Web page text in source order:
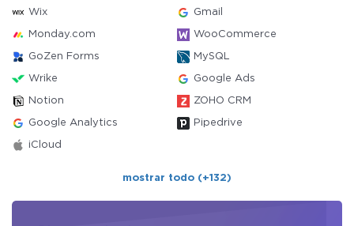
Wix Gmail
Monday.com WooCommerce
GoZen Forms MySQL
Wrike Google Ads
Notion ZOHO CRM
Google Analytics Pipedrive
iCloud
mostrar todo (+132)